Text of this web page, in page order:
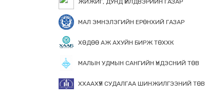
ЖИЖИГ, ДУНД ҮЙЛДВЭРИЙН ГАЗАР
МАЛ ЭМНЭЛЭГИЙН ЕРӨНХИЙ ГАЗАР
ХӨДӨӨ АЖ АХУЙН БИРЖ ТӨХХК
МАЛЫН УДМЫН САНГИЙН ҮНДЭСНИЙ ТӨВ
ХХААХҮЯ СУДАЛГАА ШИНЖИЛГЭЭНИЙ ТӨВ